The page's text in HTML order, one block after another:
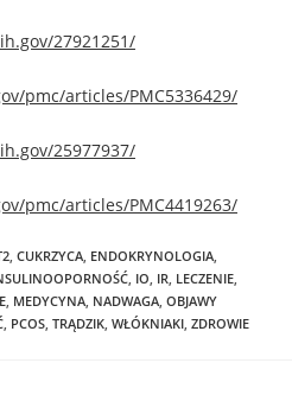
27921251/
pmc/articles/PMC5336429/
25977937/
pmc/articles/PMC4419263/
, CUKRZYCA, ENDOKRYNOLOGIA,
, IO, IR, LECZENIE,
, MEDYCYNA, NADWAGA, OBJAWY
, PCOS, TRĄDZIK, WŁÓKNIAKI, ZDROWIE